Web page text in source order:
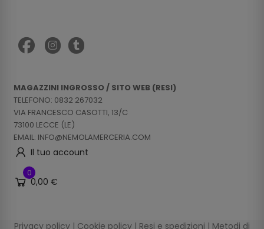
MAGAZZINI INGROSSO / SITO WEB (RESI)
TELEFONO: 0832 267032
VIA FRANCESCO CASOTTI, 13/C
73100 LECCE (LE)
EMAIL: INFO@NEMOLAMERCERIA.COM
Il tuo account
0
0,00 €
Privacy policy | Cookie policy | Resi e spedizioni | Metodi di